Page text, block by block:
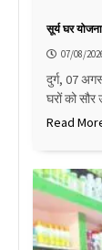
सूर्य घर
07/08/
दुर्ग, 07
घरों को
Read